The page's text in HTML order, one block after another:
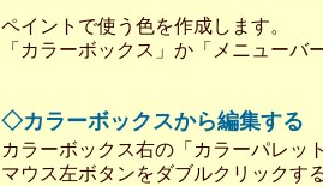
ペイントで使う色を作成します。
「カラーボックス」か「メニューバ
◇カラーボックスから編集する
カラーボックス右の「カラーパレッ
マウス左ボタンをダブルクリックす